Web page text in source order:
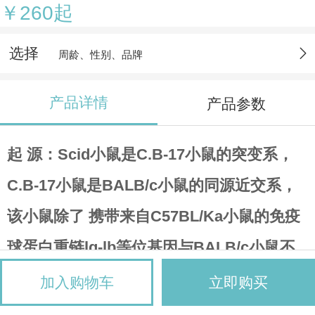
￥260起
选择 周龄、性别、品牌
产品详情 产品参数
起 源：Scid小鼠是C.B-17小鼠的突变系，
C.B-17小鼠是BALB/c小鼠的同源近交系，
该小鼠除了 携带来自C57BL/Ka小鼠的免疫
球蛋白重链lg-lb等位基因与BALB/c小鼠不
同外，两品系小 鼠其余基因完全相同，Jax
实验室用非肥胖糖尿病小鼠NOD/Lt与SCID
加入购物车 立即购买